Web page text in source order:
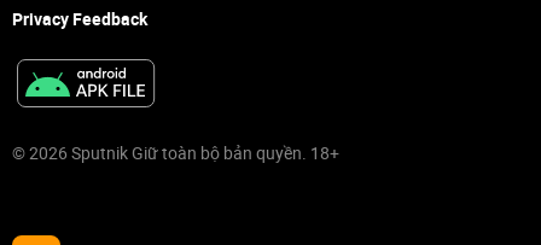
Privacy Feedback
© 2026 Sputnik Giữ toàn bộ bản quyền. 18+